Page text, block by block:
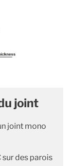
joint
joint mono
sur des parois